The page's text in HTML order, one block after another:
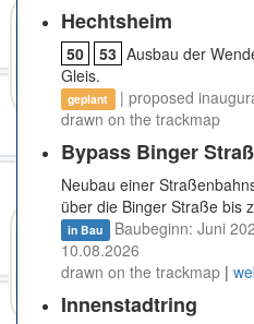
Hechtsheim
50 53 Ausbau der
Gleis.
geplant
| proposed
drawn on the trackmap
Bypass Binger
Neubau einer
über die Binger Straße bis
in Bau
Baubeginn: Juni
10.08.2026
drawn on the trackmap |
Innenstadtring